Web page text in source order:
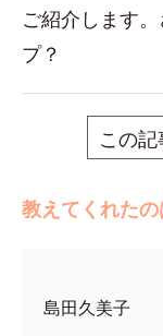
ご紹介します
プ？
この
教えてくれたの
島田久美子